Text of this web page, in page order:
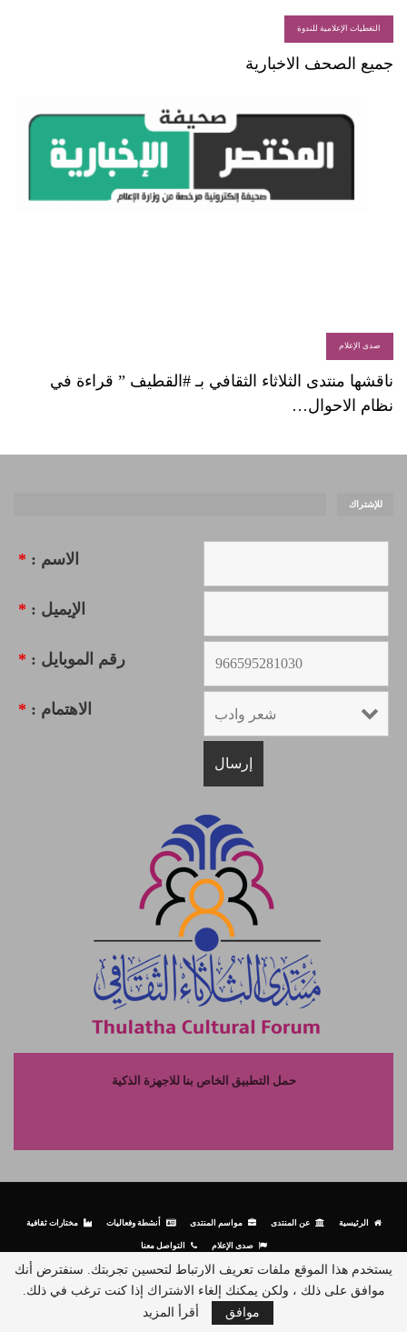
التغطيات الإعلامية للندوة
جميع الصحف الاخبارية
صدى الإعلام
ناقشها منتدى الثلاثاء الثقافي بـ #القطيف ” قراءة في
نظام الاحوال…
للإشتراك
الاسم : *
الإيميل : *
رقم الموبايل : *
الاهتمام : *
حمل التطبيق الخاص بنا للاجهزة الذكية
الرئيسية عن المنتدى مواسم المنتدى أنشطة وفعاليات مختارات ثقافية
صدى الإعلام التواصل معنا
© جميع الحقوق محفوظة لمنتدى الثلاثاء الثقافي - 2026.
يستخدم هذا الموقع ملفات تعريف الارتباط لتحسين تجربتك. سنفترض أنك
موافق على ذلك ، ولكن يمكنك إلغاء الاشتراك إذا كنت ترغب في ذلك.
موافق
أقرأ المزيد